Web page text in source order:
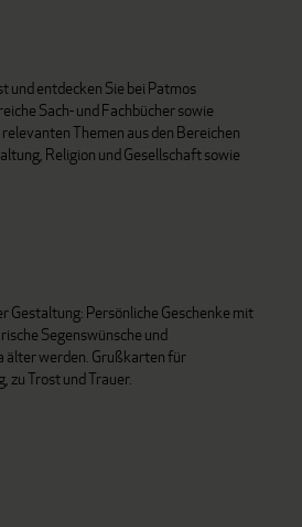
und entdecken Sie bei Patmos
Sach- und Fachbücher sowie
Themen aus den Bereichen
Religion und Gesellschaft sowie
Gestaltung: Persönliche Geschenke mit
Segenswünsche und
älter werden. Grußkarten für
zu Trost und Trauer.